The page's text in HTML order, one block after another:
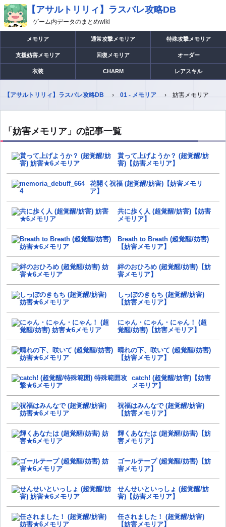
【アサルトリリィ】ラスバレ攻略DB
ゲーム内データのまとめwiki
メモリア 通常攻撃メモリア 特殊攻撃メモリア
支援妨害メモリア 回復メモリア オーダー
衣装 CHARM レアスキル
【アサルトリリィ】ラスバレ攻略DB 01 - メモリア 妨害メモリア
「妨害メモリア」の記事一覧
貰って上げようか？ (超覚醒/妨
害)【妨害メモリア】
花開く祝福 (超覚醒/妨害)【妨害メモリ
ア】
共に歩く人 (超覚醒/妨害)【妨害
メモリア】
Breath to Breath (超覚醒/妨害)
【妨害メモリア】
絆のおひろめ (超覚醒/妨害)【妨
害メモリア】
しっぽのきもち (超覚醒/妨害)
【妨害メモリア】
にゃん・にゃん・にゃん！ (超
覚醒/妨害)【妨害メモリア】
晴れの下、咲いて (超覚醒/妨害)
【妨害メモリア】
catch! (超覚醒/妨害)【妨害
メモリア】
祝福はみんなで (超覚醒/妨害)
【妨害メモリア】
輝くあなたは (超覚醒/妨害)【妨
害メモリア】
ゴールテープ (超覚醒/妨害)【妨
害メモリア】
せんせいといっしょ (超覚醒/妨
害)【妨害メモリア】
任されました！ (超覚醒/妨害)
【妨害メモリア】